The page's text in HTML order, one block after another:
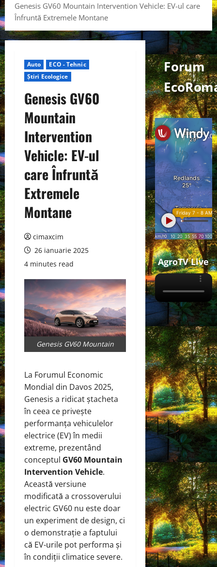
Genesis GV60 Mountain Intervention Vehicle: EV-ul care
Înfruntă Extremele Montane
Auto
ECO - Tehnic
Știri Ecologice
Genesis GV60
Mountain
Intervention
Vehicle: EV-ul
care Înfruntă
Extremele
Montane
cimaxcim
26 ianuarie 2025
4 minutes read
Genesis GV60 Mountain
La Forumul Economic
Mondial din Davos 2025,
Genesis a ridicat ștacheta
în ceea ce privește
performanța vehiculelor
electrice (EV) în medii
extreme, prezentând
conceptul GV60 Mountain
Intervention Vehicle.
Această versiune
modificată a crossoverului
electric GV60 nu este doar
un experiment de design, ci
o demonstrație a faptului
că EV-urile pot performa și
în condiții climatice severe.
Forum
AgroTV Live